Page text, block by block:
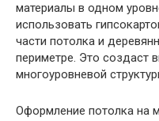
материалы в одном
использовать
части потолка и
периметре. Это создаст
многоуровневой
Оформление потолка на